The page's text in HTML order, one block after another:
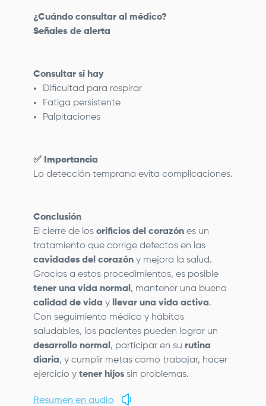
¿Cuándo consultar al médico?
Señales de alerta
Consultar si hay
Dificultad para respirar
Fatiga persistente
Palpitaciones
✅ Importancia
La detección temprana evita complicaciones.
Conclusión
El cierre de los orificios del corazón es un
tratamiento que corrige defectos en las
cavidades del corazón y mejora la salud.
Gracias a estos procedimientos, es posible
tener una vida normal , mantener una buena
calidad de vida y llevar una vida activa.
Con seguimiento médico y hábitos
saludables, los pacientes pueden lograr un
desarrollo normal , participar en su rutina
diaria, y cumplir metas como trabajar, hacer
ejercicio y tener hijos sin problemas.
Resumen en audio